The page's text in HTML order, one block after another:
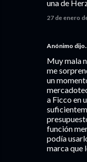
una de
27 de enero
Anónimo
Muy mala
me
un
a Ficco en
función
podía
marca que